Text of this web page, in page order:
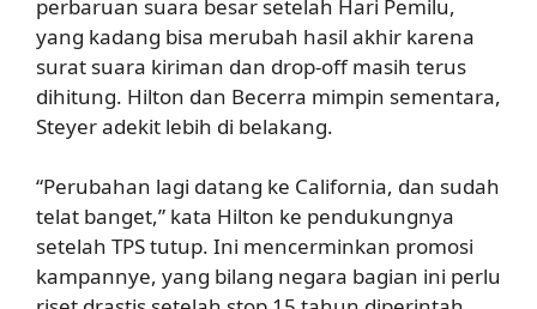
perbaruan suara besar setelah Hari Pemilu,
yang kadang bisa merubah hasil akhir karena
surat suara kiriman dan drop-off masih terus
dihitung. Hilton dan Becerra mimpin sementara,
Steyer adekit lebih di belakang.
“Perubahan lagi datang ke California, dan sudah
telat banget,” kata Hilton ke pendukungnya
setelah TPS tutup. Ini mencerminkan promosi
kampannye, yang bilang negara bagian ini perlu